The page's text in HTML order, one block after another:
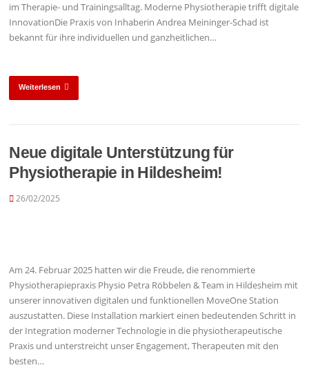
im Therapie- und Trainingsalltag. Moderne Physiotherapie trifft digitale
InnovationDie Praxis von Inhaberin Andrea Meininger-Schad ist
bekannt für ihre individuellen und ganzheitlichen…
Weiterlesen
Neue digitale Unterstützung für
Physiotherapie in Hildesheim!
26/02/2025
Am 24. Februar 2025 hatten wir die Freude, die renommierte
Physiotherapiepraxis Physio Petra Röbbelen & Team in Hildesheim mit
unserer innovativen digitalen und funktionellen MoveOne Station
auszustatten. Diese Installation markiert einen bedeutenden Schritt in
der Integration moderner Technologie in die physiotherapeutische
Praxis und unterstreicht unser Engagement, Therapeuten mit den
besten…